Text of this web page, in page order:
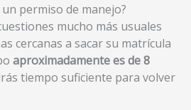
permiso de manejo?
mucho más usuales
cercanas a sacar su matrícula
aproximadamente es de 8
tiempo suficiente para volver